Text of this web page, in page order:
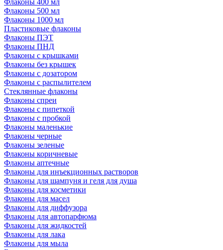
Флаконы 400 мл
Флаконы 500 мл
Флаконы 1000 мл
Пластиковые флаконы
Флаконы ПЭТ
Флаконы ПНД
Флаконы с крышками
Флаконы без крышек
Флаконы с дозатором
Флаконы с распылителем
Стеклянные флаконы
Флаконы cпреи
Флаконы с пипеткой
Флаконы с пробкой
Флаконы маленькие
Флаконы черные
Флаконы зеленые
Флаконы коричневые
Флаконы аптечные
Флаконы для инъекционных растворов
Флаконы для шампуня и геля для душа
Флаконы для косметики
Флаконы для масел
Флаконы для диффузора
Флаконы для автопарфюма
Флаконы для жидкостей
Флаконы для лака
Флаконы для мыла